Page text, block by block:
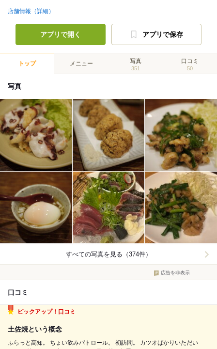
店舗情報（詳細）
アプリで開く アプリで保存
トップ メニュー 写真
351
口コミ
50
写真
すべての写真を見る（374件）
広告を非表示
口コミ
ピックアップ！口コミ
土佐焼という概念
ふらっと高知。 ちょい飲みパトロール。 初訪問。 カツオばかりいただい